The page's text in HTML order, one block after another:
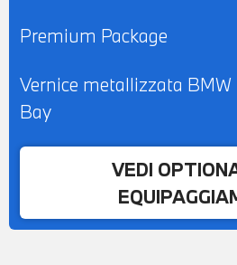
Premium Package
Vernice metallizzata
Bay
VEDI